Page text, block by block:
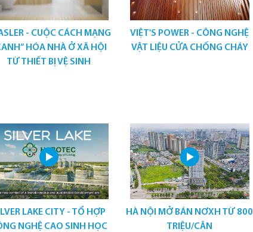
- CUỘC CÁCH MẠNG
HÓA NHÀ Ở XÃ HỘI
TỪ THIẾT BỊ VỆ SINH
VIỆT'S POWER - CÔNG NGHỆ
VẬT LIỆU CỬA CHỐNG CHÁY
LAKE CITY - TỔ HỢP
NGHỆ CAO SINH HỌC
HÀ NỘI MỞ BÁN NƠXH TỪ 800
TRIỆU/CĂN